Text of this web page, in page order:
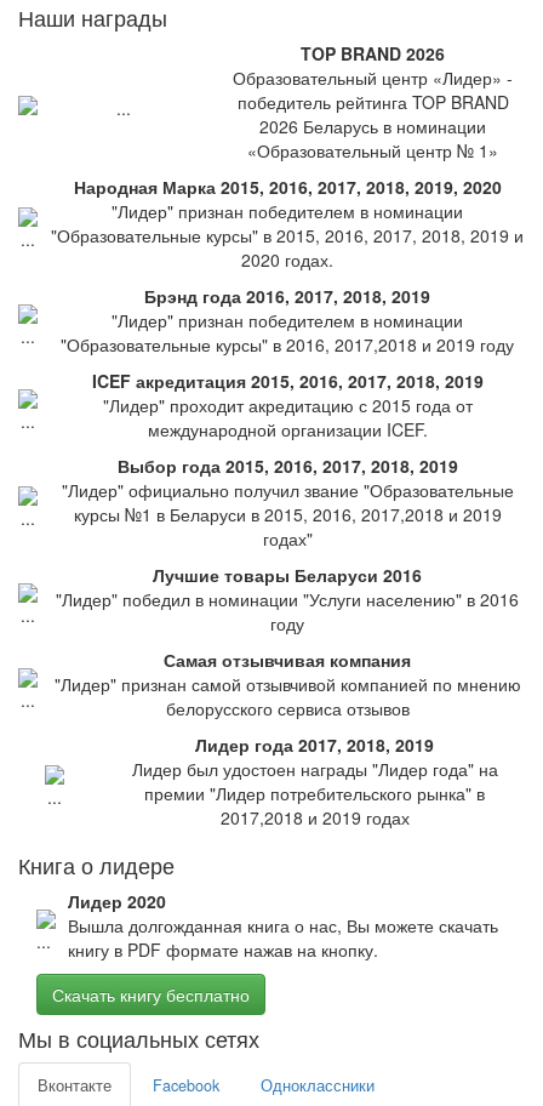
Наши награды
TOP BRAND 2026
Образовательный центр «Лидер» -
победитель рейтинга TOP BRAND
2026 Беларусь в номинации
«Образовательный центр № 1»
Народная Марка 2015, 2016, 2017, 2018, 2019, 2020
"Лидер" признан победителем в номинации
"Образовательные курсы" в 2015, 2016, 2017, 2018, 2019 и
2020 годах.
Брэнд года 2016, 2017, 2018, 2019
"Лидер" признан победителем в номинации
"Образовательные курсы" в 2016, 2017,2018 и 2019 году
ICEF акредитация 2015, 2016, 2017, 2018, 2019
"Лидер" проходит акредитацию с 2015 года от
международной организации ICEF.
Выбор года 2015, 2016, 2017, 2018, 2019
"Лидер" официально получил звание "Образовательные
курсы №1 в Беларуси в 2015, 2016, 2017,2018 и 2019
годах"
Лучшие товары Беларуси 2016
"Лидер" победил в номинации "Услуги населению" в 2016
году
Самая отзывчивая компания
"Лидер" признан самой отзывчивой компанией по мнению
белорусского сервиса отзывов
Лидер года 2017, 2018, 2019
Лидер был удостоен награды "Лидер года" на
премии "Лидер потребительского рынка" в
2017,2018 и 2019 годах
Книга о лидере
Лидер 2020
Вышла долгожданная книга о нас, Вы можете скачать
книгу в PDF формате нажав на кнопку.
Скачать книгу бесплатно
Мы в социальных сетях
Вконтакте Facebook Одноклассники